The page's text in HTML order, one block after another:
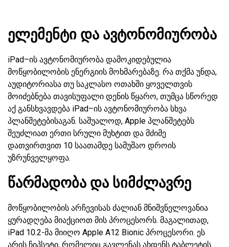
ელემენტი და ავტონომიურობა
iPad–ის ავტონომიურობა დამოკიდებულია
მოწყობილობის ენერგიის მოხმარებაზე. რა თქმა უნდა,
აუდიტორიასა თუ საკლასო ოთახში ყოველთვის
მოიძებნება თავისუფალი დენის წყარო, თუმცა სწორედ
აქ განსხვავდება iPad–ის ავტონომიურობა სხვა
პლანშეტებისაგან. საშუალოდ, Apple პლანშეტებს
შეუძლიათ ერთი სრული მუხტით და მძიმე
დათვირთვით 10 საათამდე სამუშაო დროის
უზრუნველყოფა.
წარმადობა და სიმძლავრე
მოწყობილობის არჩევისას ძალიან მნიშვნელოვანია
ყურადღება მიაქციოთ მის პროცესორს. მაგალითად,
iPad 10.2-მა მიიღო Apple A12 Bionic პროცესორი. ეს
არის ჩიპსეტი, რომელიც გავლენას ახდენს ტაბლეტის